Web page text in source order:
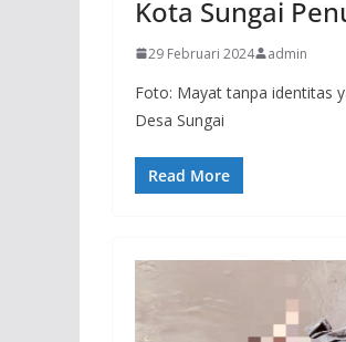
Kota Sungai
29 Februari 2024 admin
Foto: Mayat tanpa identitas
Desa Sungai
Read More